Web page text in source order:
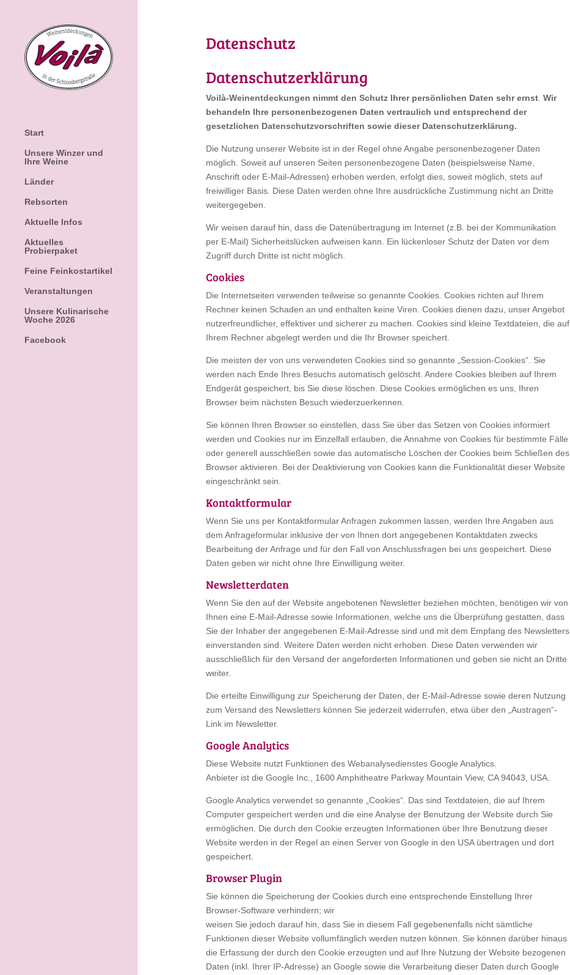
Start
Unsere Winzer und
Ihre Weine
Länder
Rebsorten
Aktuelle Infos
Aktuelles
Probierpaket
Feine Feinkostartikel
Veranstaltungen
Unsere Kulinarische
Woche 2026
Facebook
Datenschutz
Datenschutzerklärung
Voilà-Weinentdeckungen nimmt den Schutz Ihrer persönlichen Daten sehr ernst. Wir
behandeln Ihre personenbezogenen Daten vertraulich und entsprechend der
gesetzlichen Datenschutzvorschriften sowie dieser Datenschutzerklärung.
Die Nutzung unserer Website ist in der Regel ohne Angabe personenbezogener Daten
möglich. Soweit auf unseren Seiten personenbezogene Daten (beispielsweise Name,
Anschrift oder E-Mail-Adressen) erhoben werden, erfolgt dies, soweit möglich, stets auf
freiwilliger Basis. Diese Daten werden ohne Ihre ausdrückliche Zustimmung nicht an Dritte
weitergegeben.
Wir weisen darauf hin, dass die Datenübertragung im Internet (z.B. bei der Kommunikation
per E-Mail) Sicherheitslücken aufweisen kann. Ein lückenloser Schutz der Daten vor dem
Zugriff durch Dritte ist nicht möglich.
Cookies
Die Internetseiten verwenden teilweise so genannte Cookies. Cookies richten auf Ihrem
Rechner keinen Schaden an und enthalten keine Viren. Cookies dienen dazu, unser Angebot
nutzerfreundlicher, effektiver und sicherer zu machen. Cookies sind kleine Textdateien, die auf
Ihrem Rechner abgelegt werden und die Ihr Browser speichert.
Die meisten der von uns verwendeten Cookies sind so genannte „Session-Cookies“. Sie
werden nach Ende Ihres Besuchs automatisch gelöscht. Andere Cookies bleiben auf Ihrem
Endgerät gespeichert, bis Sie diese löschen. Diese Cookies ermöglichen es uns, Ihren
Browser beim nächsten Besuch wiederzuerkennen.
Sie können Ihren Browser so einstellen, dass Sie über das Setzen von Cookies informiert
werden und Cookies nur im Einzelfall erlauben, die Annahme von Cookies für bestimmte Fälle
oder generell ausschließen sowie das automatische Löschen der Cookies beim Schließen des
Browser aktivieren. Bei der Deaktivierung von Cookies kann die Funktionalität dieser Website
eingeschränkt sein.
Kontaktformular
Wenn Sie uns per Kontaktformular Anfragen zukommen lassen, werden Ihre Angaben aus
dem Anfrageformular inklusive der von Ihnen dort angegebenen Kontaktdaten zwecks
Bearbeitung der Anfrage und für den Fall von Anschlussfragen bei uns gespeichert. Diese
Daten geben wir nicht ohne Ihre Einwilligung weiter.
Newsletterdaten
Wenn Sie den auf der Website angebotenen Newsletter beziehen möchten, benötigen wir von
Ihnen eine E-Mail-Adresse sowie Informationen, welche uns die Überprüfung gestatten, dass
Sie der Inhaber der angegebenen E-Mail-Adresse sind und mit dem Empfang des Newsletters
einverstanden sind. Weitere Daten werden nicht erhoben. Diese Daten verwenden wir
ausschließlich für den Versand der angeforderten Informationen und geben sie nicht an Dritte
weiter.
Die erteilte Einwilligung zur Speicherung der Daten, der E-Mail-Adresse sowie deren Nutzung
zum Versand des Newsletters können Sie jederzeit widerrufen, etwa über den „Austragen“-
Link im Newsletter.
Google Analytics
Diese Website nutzt Funktionen des Webanalysedienstes Google Analytics.
Anbieter ist die Google Inc., 1600 Amphitheatre Parkway Mountain View, CA 94043, USA.
Google Analytics verwendet so genannte „Cookies“. Das sind Textdateien, die auf Ihrem
Computer gespeichert werden und die eine Analyse der Benutzung der Website durch Sie
ermöglichen. Die durch den Cookie erzeugten Informationen über Ihre Benutzung dieser
Website werden in der Regel an einen Server von Google in den USA übertragen und dort
gespeichert.
Browser Plugin
Sie können die Speicherung der Cookies durch eine entsprechende Einstellung Ihrer
Browser-Software verhindern; wir
weisen Sie jedoch darauf hin, dass Sie in diesem Fall gegebenenfalls nicht sämtliche
Funktionen dieser Website vollumfänglich werden nutzen können. Sie können darüber hinaus
die Erfassung der durch den Cookie erzeugten und auf Ihre Nutzung der Website bezogenen
Daten (inkl. Ihrer IP-Adresse) an Google sowie die Verarbeitung dieser Daten durch Google